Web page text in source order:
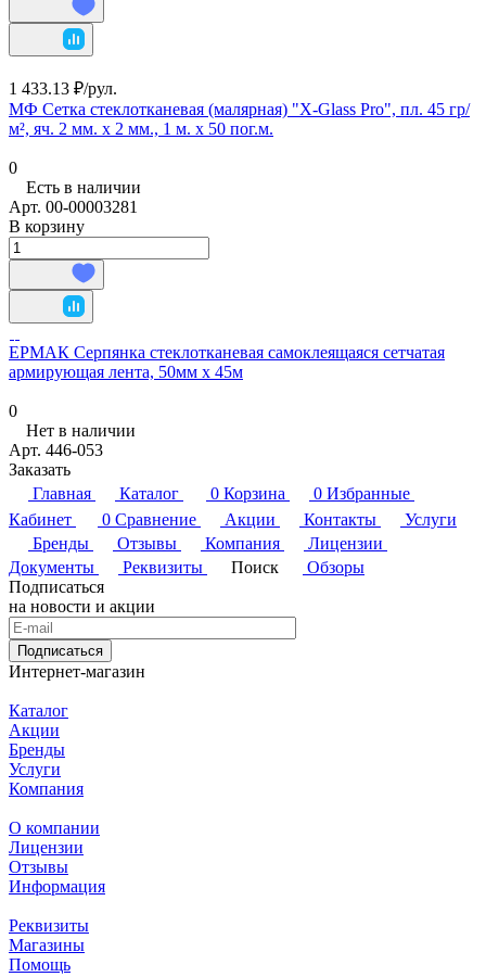
1 433.13 ₽/рул.
МФ Сетка стеклотканевая (малярная) "X-Glass Pro", пл. 45 гр/
м², яч. 2 мм. х 2 мм., 1 м. х 50 пог.м.
0
Есть в наличии
Арт. 00-00003281
В корзину
ЕРМАК Серпянка стеклотканевая самоклеящаяся сетчатая
армирующая лента, 50мм х 45м
0
Нет в наличии
Арт. 446-053
Заказать
Главная
Каталог 0 Корзина 0 Избранные
Кабинет
0 Сравнение Акции Контакты
Услуги
Бренды
Отзывы Компания
Лицензии
Документы
Реквизиты Поиск
Обзоры
Подписаться
на новости и акции
Подписаться
Интернет-магазин
Каталог
Акции
Бренды
Услуги
Компания
О компании
Лицензии
Отзывы
Информация
Реквизиты
Магазины
Помощь